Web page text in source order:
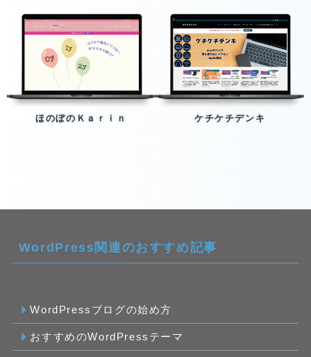
ほのぼのＫａｒｉｎ ケチケチデンキ
WordPress関連のおすすめ記事
WordPressブログの始め方
おすすめのWordPressテーマ